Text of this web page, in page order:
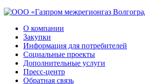
О компании
Закупки
Информация для потребителей
Социальные проекты
Дополнительные услуги
Пресс-центр
Обратная связь